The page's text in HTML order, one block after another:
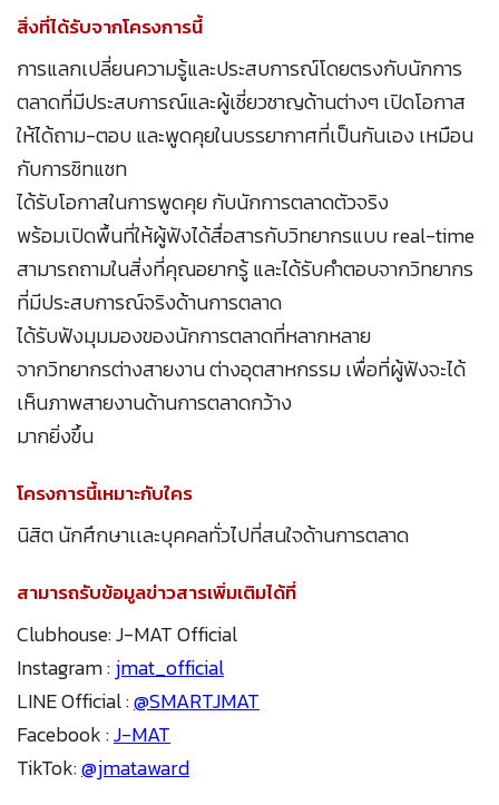
สิ่งที่ได้รับจากโครงการนี้
การแลกเปลี่ยนความรู้และประสบการณ์โดยตรงกับนักการ
ตลาดที่มีประสบการณ์และผู้เชี่ยวชาญด้านต่างๆ เปิดโอกาส
ให้ได้ถาม-ตอบ และพูดคุยในบรรยากาศที่เป็นกันเอง เหมือน
กับการชิทแชท
ได้รับโอกาสในการพูดคุย กับนักการตลาดตัวจริง
พร้อมเปิดพื้นที่ให้ผู้ฟังได้สื่อสารกับวิทยากรแบบ real-time
สามารถถามในสิ่งที่คุณอยากรู้ และได้รับคำตอบจากวิทยากร
ที่มีประสบการณ์จริงด้านการตลาด
ได้รับฟังมุมมองของนักการตลาดที่หลากหลาย
จากวิทยากรต่างสายงาน ต่างอุตสาหกรรม เพื่อที่ผู้ฟังจะได้
เห็นภาพสายงานด้านการตลาดกว้าง
มากยิ่งขึ้น
โครงการนี้เหมาะกับใคร
นิสิต นักศึกษาเเละบุคคลทั่วไปที่สนใจด้านการตลาด
สามารถรับข้อมูลข่าวสารเพิ่มเติมได้ที่
Clubhouse: J-MAT Official
Instagram :jmat_official
LINE Official :@SMARTJMAT
Facebook :J-MAT
TikTok:@jmataward